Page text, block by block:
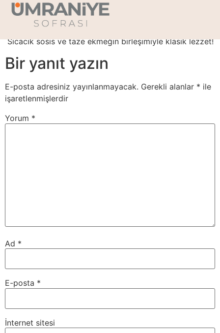
Sosisli Sandviç
Sıcacık sosis ve taze ekmeğin birleşimiyle klasik lezzet!
Bir yanıt yazın
E-posta adresiniz yayınlanmayacak. Gerekli alanlar * ile
işaretlenmişlerdir
Yorum *
Ad *
E-posta *
İnternet sitesi